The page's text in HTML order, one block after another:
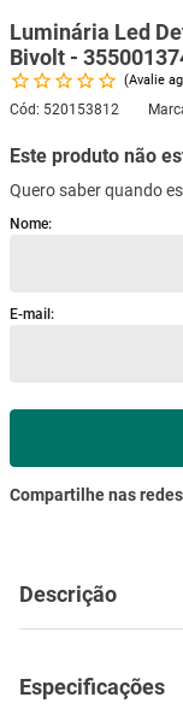
Luminária Led
Bivolt -
Avalie
Cód: 520153812
Este produto não
Quero saber quando
Descrição
Especificações
porta
6º vaso sanitário
8º cadeira
9º mesa
10